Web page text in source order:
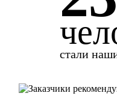
стали